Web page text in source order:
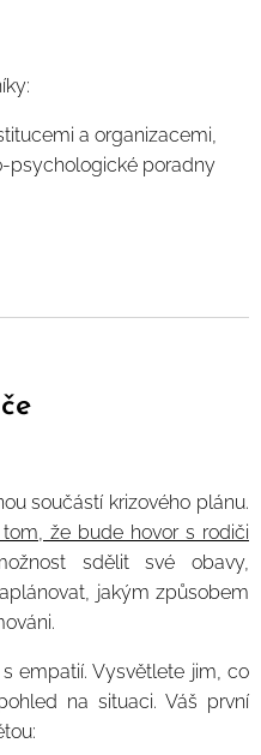
a organizacemi,
psychologické poradny
součástí krizového plánu.
že bude hovor s rodiči
sdělit své obavy,
jakým způsobem
empatií. Vysvětlete jim, co
na situaci. Váš první